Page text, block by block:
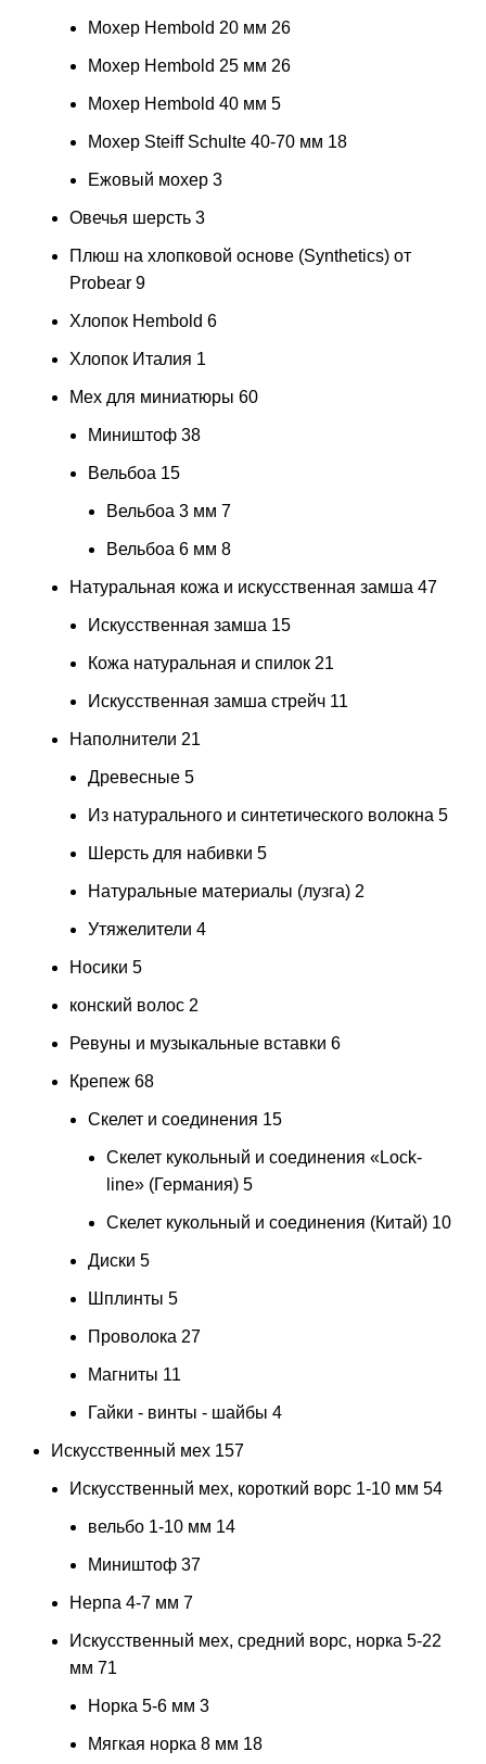
Мохер Hembold 20 мм 26
Мохер Hembold 25 мм 26
Мохер Hembold 40 мм 5
Мохер Steiff Schulte 40-70 мм 18
Ежовый мохер 3
Овечья шерсть 3
Плюш на хлопковой основе (Synthetics) от
Probear 9
Хлопок Hembold 6
Хлопок Италия 1
Мех для миниатюры 60
Миништоф 38
Вельбоа 15
Вельбоа 3 мм 7
Вельбоа 6 мм 8
Натуральная кожа и искусственная замша 47
Искусственная замша 15
Кожа натуральная и спилок 21
Искусственная замша стрейч 11
Наполнители 21
Древесные 5
Из натурального и синтетического волокна 5
Шерсть для набивки 5
Натуральные материалы (лузга) 2
Утяжелители 4
Носики 5
конский волос 2
Ревуны и музыкальные вставки 6
Крепеж 68
Скелет и соединения 15
Скелет кукольный и соединения «Lock-
line» (Германия) 5
Скелет кукольный и соединения (Китай) 10
Диски 5
Шплинты 5
Проволока 27
Магниты 11
Гайки - винты - шайбы 4
Искусственный мех 157
Искусственный мех, короткий ворс 1-10 мм 54
вельбо 1-10 мм 14
Миништоф 37
Нерпа 4-7 мм 7
Искусственный мех, средний ворс, норка 5-22
мм 71
Норка 5-6 мм 3
Мягкая норка 8 мм 18